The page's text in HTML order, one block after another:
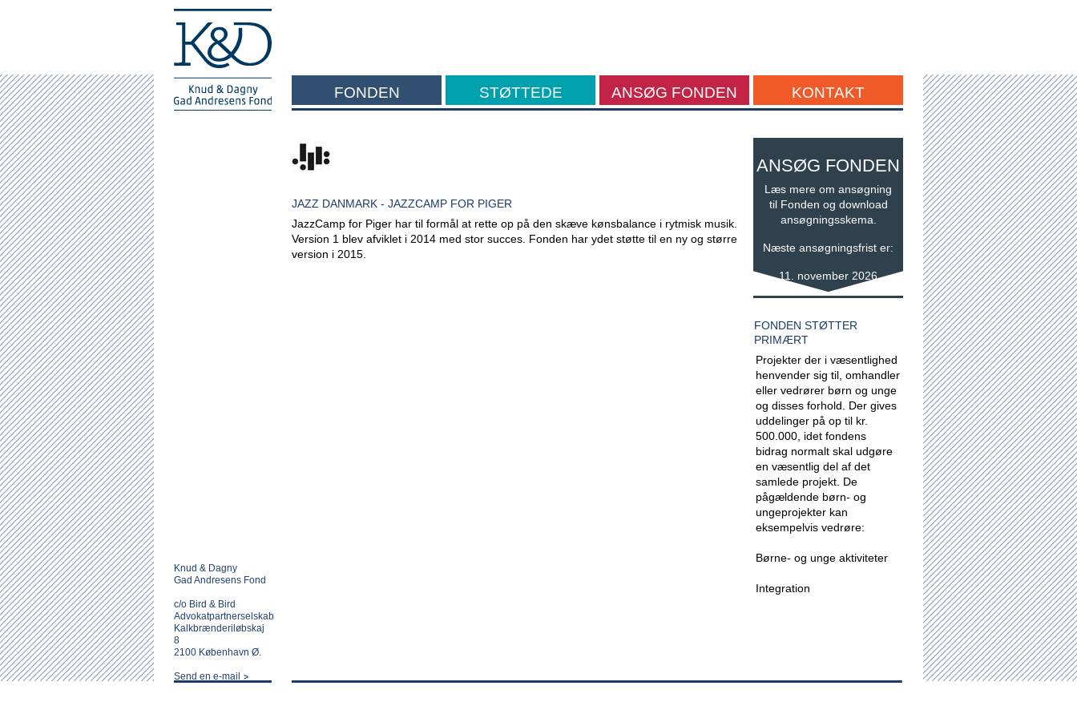
FONDEN STØTTEDE ANSØG FONDEN KONTAKT
JAZZ DANMARK - JAZZCAMP FOR PIGER
JazzCamp for Piger har til formål at rette op på den skæve kønsbalance i rytmisk musik.
Version 1 blev afviklet i 2014 med stor succes. Fonden har ydet støtte til en ny og større
version i 2015.
ANSØG FONDEN
Læs mere om ansøgning
til Fonden og download
ansøgningsskema.
Næste ansøgningsfrist er:
11. november 2026
FONDEN STØTTER
PRIMÆRT
Projekter der i væsentlighed
henvender sig til, omhandler
eller vedrører børn og unge
og disses forhold. Der gives
uddelinger på op til kr.
500.000, idet fondens
bidrag normalt skal udgøre
en væsentlig del af det
samlede projekt. De
pågældende børn- og
ungeprojekter kan
eksempelvis vedrøre:
Børne- og unge aktiviteter
Integration
Knud & Dagny
Gad Andresens Fond
c/o Bird & Bird
Advokatpartnerselskab
Kalkbrænderiløbskaj
8
2100 København Ø.
Send en e-mail